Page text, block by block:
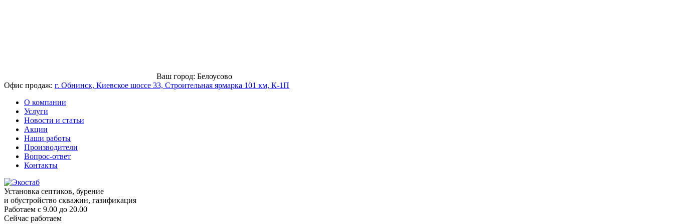
Ваш город: Белоусово
Офис продаж: г. Обнинск, Киевское шоссе 33, Строительная ярмарка 101 км, К-1П
О компании
Услуги
Новости и статьи
Акции
Наши работы
Производители
Вопрос-ответ
Контакты
Установка септиков, бурение
и обустройство скважин, газификация
Работаем с 9.00 до 20.00
Сейчас работаем